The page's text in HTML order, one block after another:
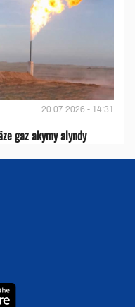
20.07.2026 - 14:31
gaz akymy alyndy